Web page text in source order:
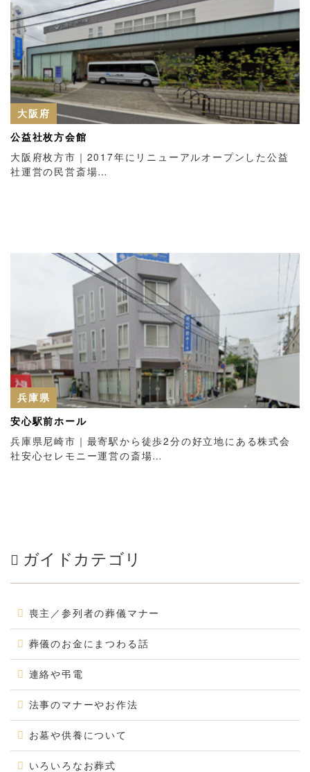
大阪府
公益社枚方会館
大阪府枚方市｜2017年にリニューアルオープンした公益
社運営の民営斎場…
兵庫県
安心駅前ホール
兵庫県尼崎市｜最寄駅から徒歩2分の好立地にある株式会
社安心セレモニー運営の斎場…
ガイドカテゴリ
喪主／参列者の葬儀マナー
葬儀のお金にまつわる話
連絡や弔電
法事のマナーやお作法
お墓や供養について
いろいろなお葬式